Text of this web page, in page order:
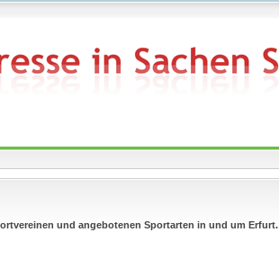
und angebotenen Sportarten in und um Erfurt.